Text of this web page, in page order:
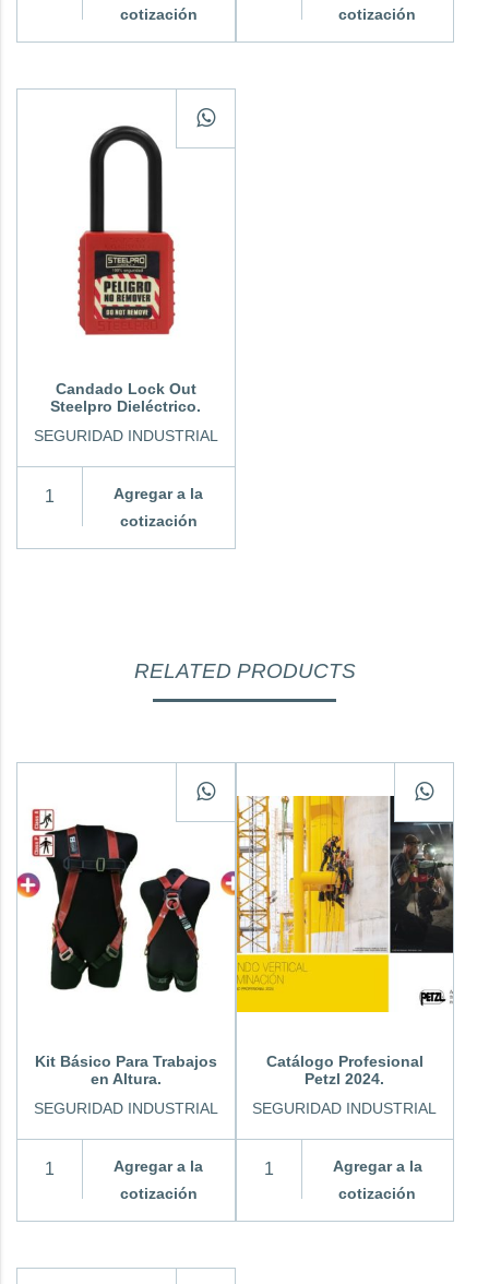
cotización cotización
Candado Lock Out
Steelpro Dieléctrico.
SEGURIDAD INDUSTRIAL
Agregar a la
cotización
RELATED PRODUCTS
Kit Básico Para Trabajos
en Altura.
SEGURIDAD INDUSTRIAL
Agregar a la
cotización
Catálogo Profesional
Petzl 2024.
SEGURIDAD INDUSTRIAL
Agregar a la
cotización